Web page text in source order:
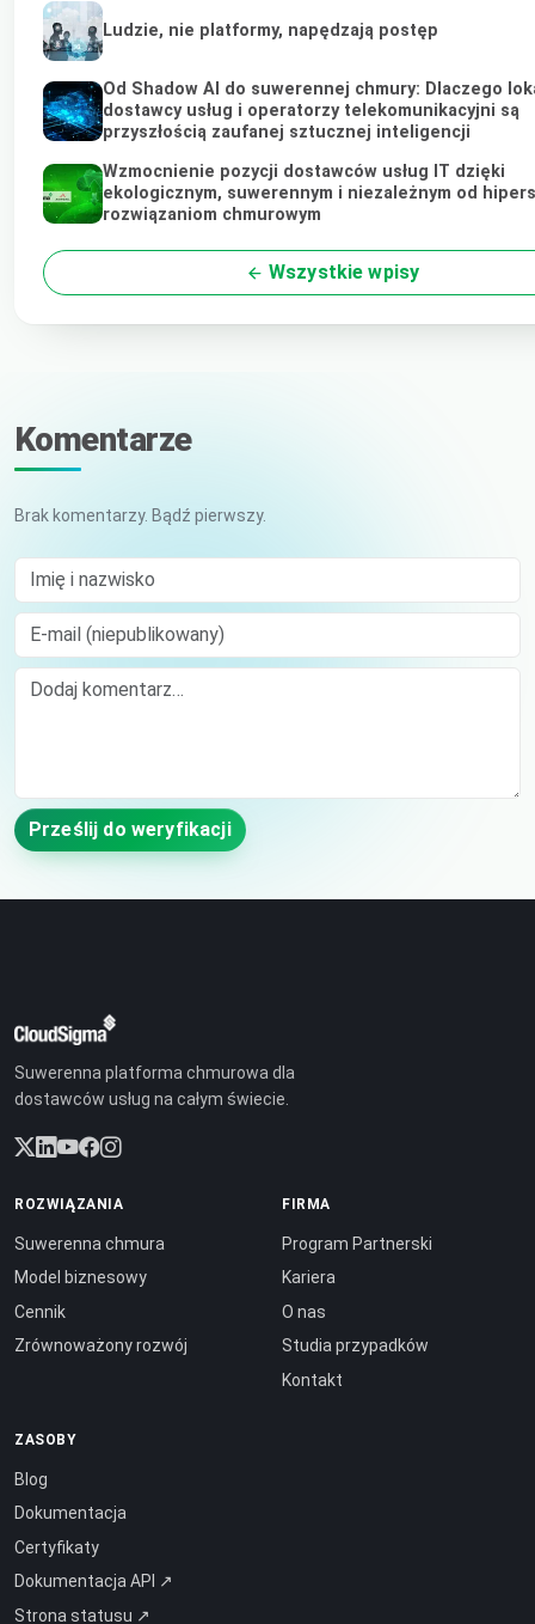
Ludzie, nie platformy, napędzają postęp
Od Shadow AI do suwerennej chmury: Dlaczego
dostawcy usług i operatorzy telekomunikacyjni są
przyszłością zaufanej sztucznej inteligencji
Wzmocnienie pozycji dostawców usług IT dzięki
ekologicznym, suwerennym i niezależnym od
rozwiązaniom chmurowym
Wszystkie wpisy
Komentarze
Brak komentarzy. Bądź pierwszy.
Imię i nazwisko
E-mail (niepublikowany)
Comment
Prześlij do weryfikacji
Suwerenna platforma chmurowa dla
dostawców usług na całym świecie.
ROZWIĄZANIA
Suwerenna chmura
Model biznesowy
Cennik
Zrównoważony rozwój
FIRMA
Program Partnerski
Kariera
O nas
Studia przypadków
Kontakt
ZASOBY
Blog
Dokumentacja
Certyfikaty
Dokumentacja API ↗
Strona statusu ↗